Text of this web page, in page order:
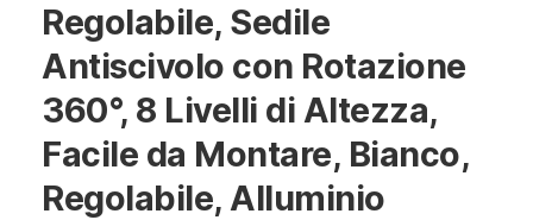
Regolabile, Sedile
Antiscivolo con Rotazione
360°, 8 Livelli di Altezza,
Facile da Montare, Bianco,
Regolabile, Alluminio